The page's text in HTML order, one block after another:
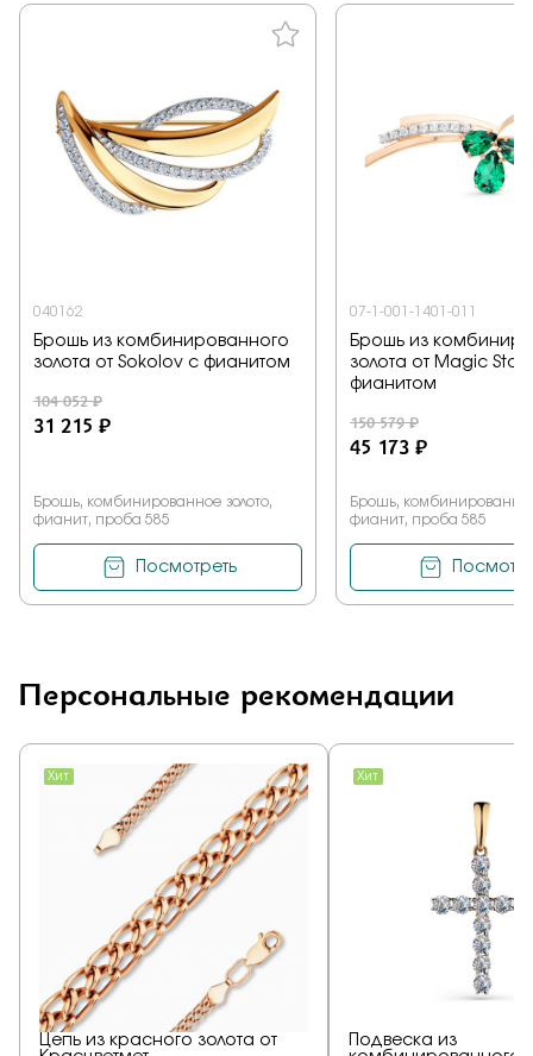
040162
Брошь из комбинированного
золота от Sokolov с фианитом
104 052 ₽
31 215 ₽
Брошь, комбинированное золото,
фианит, проба 585
Посмотреть
07-1-001-1401-011
Брошь из
золота от Magic
фианитом
150 579 ₽
45 173 ₽
Брошь, комбинированное
фианит, проба 585
Персональные рекомендации